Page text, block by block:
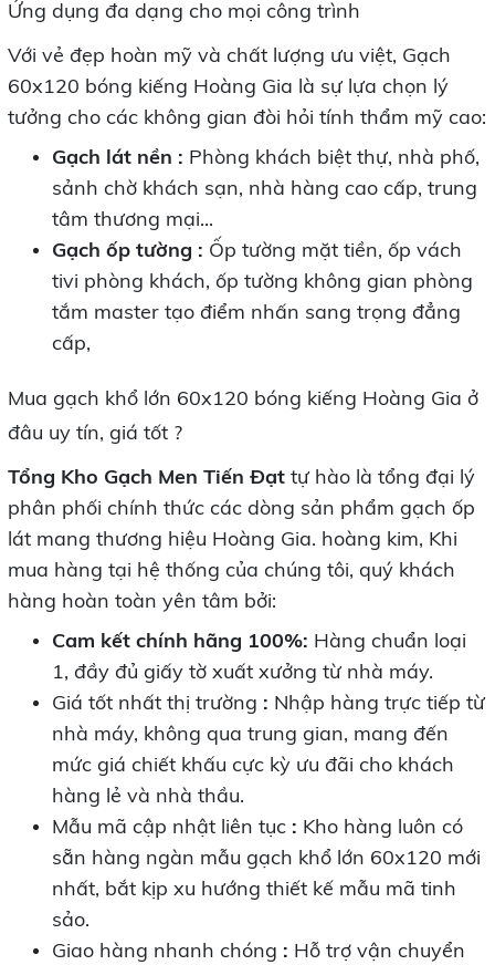
Ứng dụng đa dạng cho mọi công trình
Với vẻ đẹp hoàn mỹ và chất lượng ưu việt, Gạch
60x120 bóng kiếng Hoàng Gia là sự lựa chọn lý
tưởng cho các không gian đòi hỏi tính thẩm mỹ cao:
Gạch lát nền : Phòng khách biệt thự, nhà phố,
sảnh chờ khách sạn, nhà hàng cao cấp, trung
tâm thương mại...
Gạch ốp tường : Ốp tường mặt tiền, ốp vách
tivi phòng khách, ốp tường không gian phòng
tắm master tạo điểm nhấn sang trọng đẳng
cấp,
Mua gạch khổ lớn 60x120 bóng kiếng Hoàng Gia ở
đâu uy tín, giá tốt ?
Tổng Kho Gạch Men Tiến Đạt tự hào là tổng đại lý
phân phối chính thức các dòng sản phẩm gạch ốp
lát mang thương hiệu Hoàng Gia. hoàng kim, Khi
mua hàng tại hệ thống của chúng tôi, quý khách
hàng hoàn toàn yên tâm bởi:
Cam kết chính hãng 100%: Hàng chuẩn loại
1, đầy đủ giấy tờ xuất xưởng từ nhà máy.
Giá tốt nhất thị trường : Nhập hàng trực tiếp từ
nhà máy, không qua trung gian, mang đến
mức giá chiết khấu cực kỳ ưu đãi cho khách
hàng lẻ và nhà thầu.
Mẫu mã cập nhật liên tục: Kho hàng luôn có
sẵn hàng ngàn mẫu gạch khổ lớn 60x120 mới
nhất, bắt kịp xu hướng thiết kế mẫu mã tinh
sảo.
Giao hàng nhanh chóng : Hỗ trợ vận chuyển